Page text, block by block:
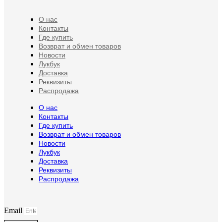
О нас
Контакты
Где купить
Возврат и обмен товаров
Новости
Лукбук
Доставка
Реквизиты
Распродажа
О нас
Контакты
Где купить
Возврат и обмен товаров
Новости
Лукбук
Доставка
Реквизиты
Распродажа
Email